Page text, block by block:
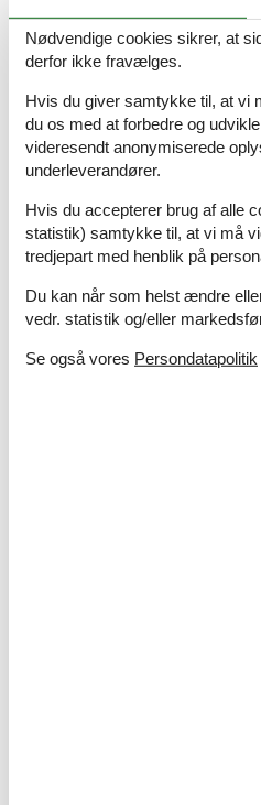
OmDanmark
Nødvendige cookies sikrer, at
derfor ikke fravælges.
Hvis du giver samtykke til, at vi
du os med at forbedre og
videresendt anonymiserede
underleverandører.
Hvis du accepterer brug af alle
statistik) samtykke til, at vi må
tredjepart med henblik på
Du kan når som helst ændre
vedr. statistik og/eller
Se også vores Persondatapolitik